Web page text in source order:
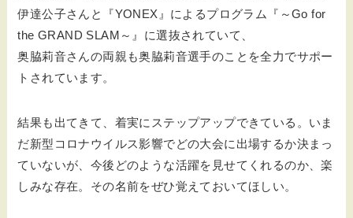
伊達公子さんと『YONEX』によるプログラム『～Go for
the GRAND SLAM～』に選抜されていて、
奥脇莉音さんの両親も奥脇莉音選手のことを全力でサポー
トされています。
結果も出てきて、着実にステップアップできている。いま
だ新型コロナウイルス影響でどの大会に出場するか決まっ
ていないが、今後どのような活躍を見せてくれるのか、楽
しみな存在。その名前をぜひ覚えておいてほしい。